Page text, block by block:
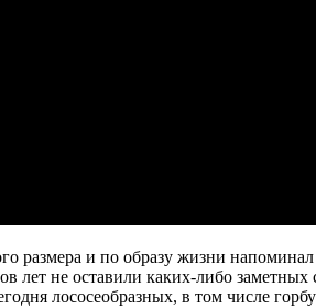
и по образу жизни
лет не оставили каких-либо
лососеобразных, в том числе